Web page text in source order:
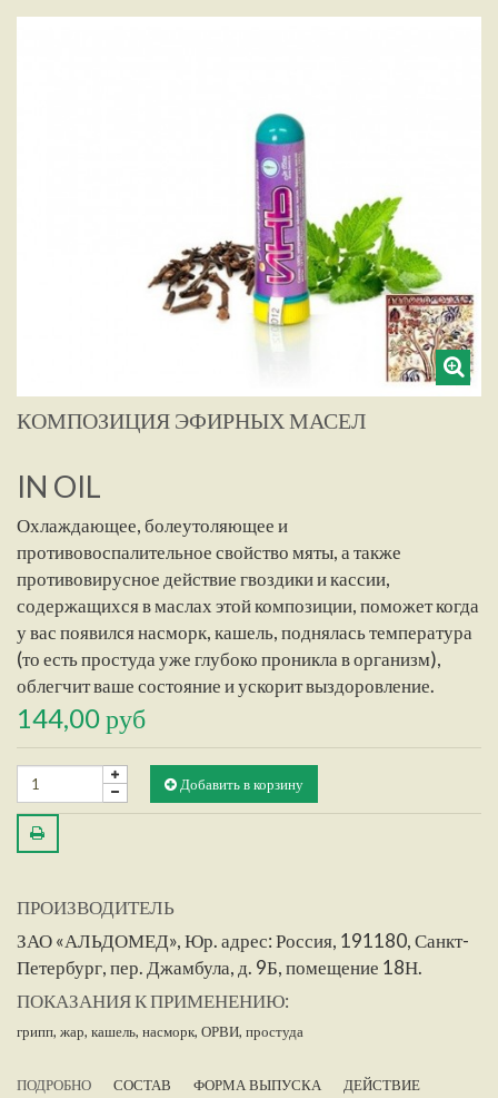
КОМПОЗИЦИЯ ЭФИРНЫХ МАСЕЛ
IN OIL
Охлаждающее, болеутоляющее и
противовоспалительное свойство мяты, а также
противовирусное действие гвоздики и кассии,
содержащихся в маслах этой композиции, поможет когда
у вас появился насморк, кашель, поднялась температура
(то есть простуда уже глубоко проникла в организм),
облегчит ваше состояние и ускорит выздоровление.
144,00 руб
Добавить в корзину
ПРОИЗВОДИТЕЛЬ
ЗАО «АЛЬДОМЕД», Юр. адрес: Россия, 191180, Санкт-
Петербург, пер. Джамбула, д. 9Б, помещение 18Н.
ПОКАЗАНИЯ К ПРИМЕНЕНИЮ:
грипп, жар, кашель, насморк, ОРВИ, простуда
ПОДРОБНО СОСТАВ ФОРМА ВЫПУСКА ДЕЙСТВИЕ